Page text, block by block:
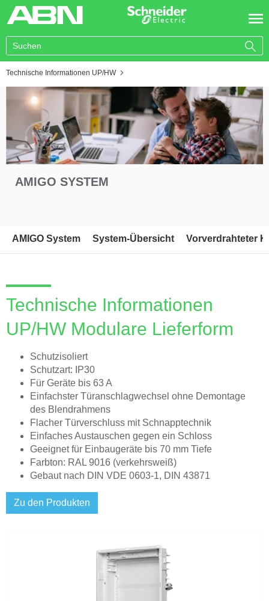
You are here:
Technische Informationen UP/HW
AMIGO SYSTEM
AMIGO System System-Übersicht Vorverdrahteter
Technische Informationen
UP/HW Modulare Lieferform
Schutzisoliert
Schutzart: IP30
Für Geräte bis 63 A
Einfachster Türanschlagwechsel ohne Demontage
des Blendrahmens
Flacher Türverschluss mit Schnapptechnik
Einfaches Austauschen gegen ein Schloss
Geeignet für Einbaugeräte bis 70 mm Tiefe
Farbton: RAL 9016 (verkehrsweiß)
Gebaut nach DIN VDE 0603-1, DIN 43871
Zu den Produkten